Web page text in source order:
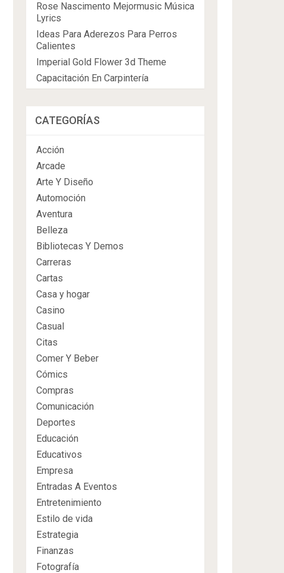
Rose Nascimento Mejormusic Música
Lyrics
Ideas Para Aderezos Para Perros
Calientes
Imperial Gold Flower 3d Theme
Capacitación En Carpintería
CATEGORÍAS
Acción
Arcade
Arte Y Diseño
Automoción
Aventura
Belleza
Bibliotecas Y Demos
Carreras
Cartas
Casa y hogar
Casino
Casual
Citas
Comer Y Beber
Cómics
Compras
Comunicación
Deportes
Educación
Educativos
Empresa
Entradas A Eventos
Entretenimiento
Estilo de vida
Estrategia
Finanzas
Fotografía